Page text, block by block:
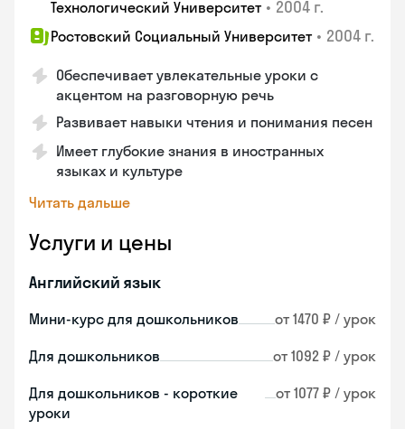
Технологический Университет • 2004 г.
Ростовский Социальный Университет • 2004 г.
Обеспечивает увлекательные уроки с
акцентом на разговорную речь
Развивает навыки чтения и понимания песен
Имеет глубокие знания в иностранных
языках и культуре
Читать дальше
Услуги и цены
Английский язык
Мини-курс для дошкольников от 1470 ₽ / урок
Для дошкольников от 1092 ₽ / урок
Для дошкольников - короткие
уроки
от 1077 ₽ / урок